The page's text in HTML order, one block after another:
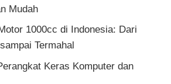
Mudah
1000cc di Indonesia: Dari
Termahal
Keras Komputer dan